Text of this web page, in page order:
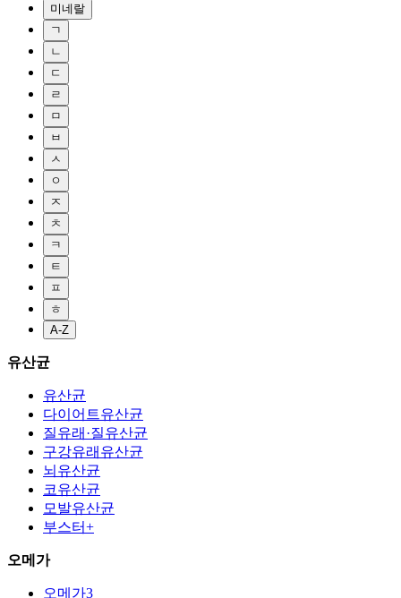
미네랄
ㄱ
ㄴ
ㄷ
ㄹ
ㅁ
ㅂ
ㅅ
ㅇ
ㅈ
ㅊ
ㅋ
ㅌ
ㅍ
ㅎ
A-Z
유산균
유산균
다이어트유산균
질유래·질유산균
구강유래유산균
뇌유산균
코유산균
모발유산균
부스터+
오메가
오메가3